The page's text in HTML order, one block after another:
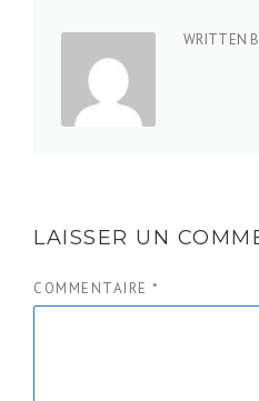
WRITTEN
LAISSER UN
COMMENTAIRE *